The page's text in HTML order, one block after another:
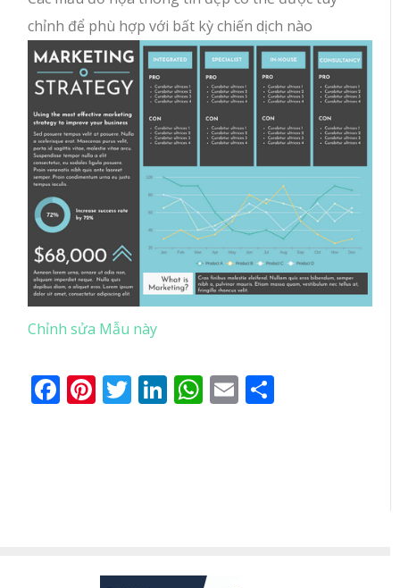
chỉnh để phù hợp với bất kỳ chiến dịch nào
Chỉnh sửa Mẫu này
Facebook
Pinterest
Twitter
LinkedIn
WhatsApp
Email